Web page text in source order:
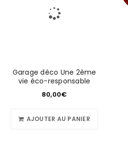
Garage déco Une 2ème
vie éco-responsable
80,00€
AJOUTER AU PANIER